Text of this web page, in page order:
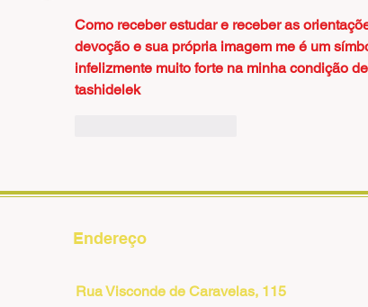
Como receber estudar e receber as
devoção e sua própria imagem me é um
infelizmente muito forte na minha condição
tashidelek
Endereço
Rua Visconde de Caravelas, 115